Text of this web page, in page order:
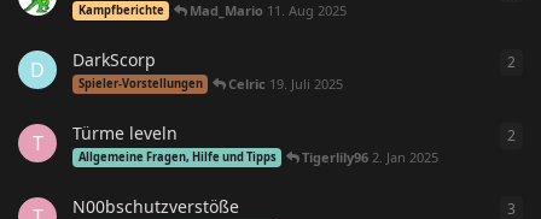
Kampfberichte Mad_Mario 11. Aug 2025
D DarkScorp
Spieler-Vorstellungen Celric 19. Juli 2025
2
T Türme leveln
Allgemeine Fragen, Hilfe und Tipps Tigerlily96 2. Jan 2025
2
N00bschutzverstöße 3